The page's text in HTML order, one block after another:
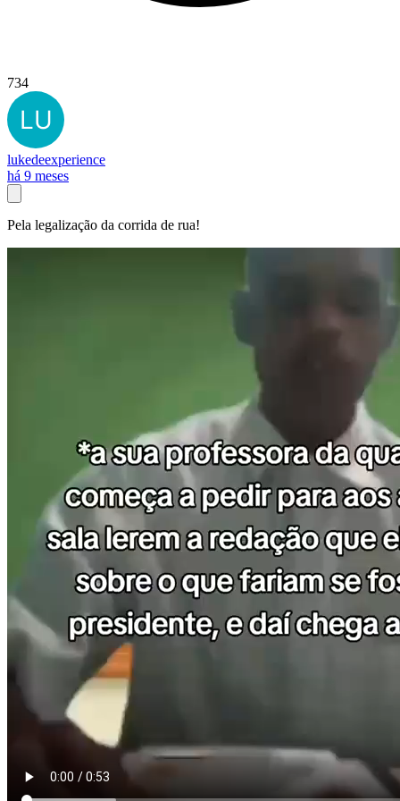
734
lukedeexperience
há 9 meses
Pela legalização da corrida de rua!